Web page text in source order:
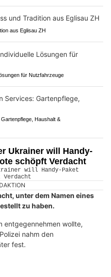
aus Eglisau ZH
für Nutzfahrzeuge
Haushalt &
Ukrainer will Handy-
schöpft Verdacht
unter dem Namen eines
zu haben.
entgegennehmen wollte,
nahm den
fest.